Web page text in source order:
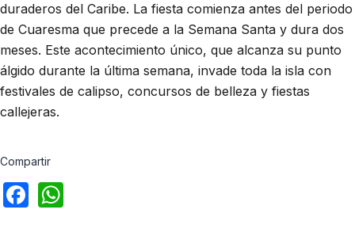
duraderos del Caribe. La fiesta comienza antes del periodo
de Cuaresma que precede a la Semana Santa y dura dos
meses. Este acontecimiento único, que alcanza su punto
álgido durante la última semana, invade toda la isla con
festivales de calipso, concursos de belleza y fiestas
callejeras.
Compartir